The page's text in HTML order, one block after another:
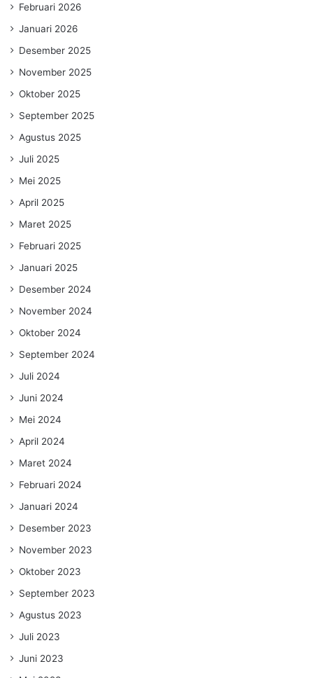
Februari 2026
Januari 2026
Desember 2025
November 2025
Oktober 2025
September 2025
Agustus 2025
Juli 2025
Mei 2025
April 2025
Maret 2025
Februari 2025
Januari 2025
Desember 2024
November 2024
Oktober 2024
September 2024
Juli 2024
Juni 2024
Mei 2024
April 2024
Maret 2024
Februari 2024
Januari 2024
Desember 2023
November 2023
Oktober 2023
September 2023
Agustus 2023
Juli 2023
Juni 2023